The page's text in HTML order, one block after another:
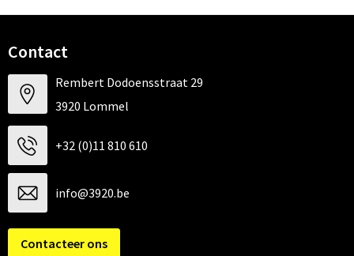
Contact
Rembert Dodoensstraat 29
3920 Lommel
+32 (0)11 810 610
info@3920.be
Contacteer ons